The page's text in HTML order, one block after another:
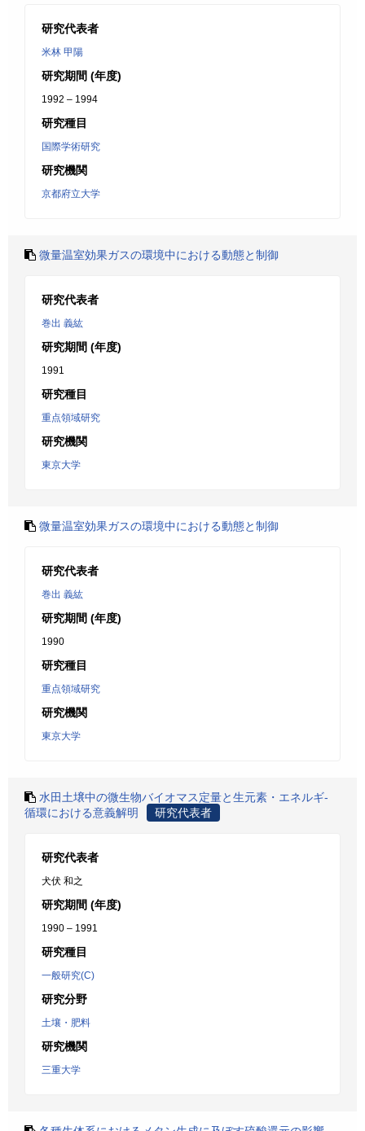
研究代表者
米林 甲陽
研究期間 (年度)
1992 – 1994
研究種目
国際学術研究
研究機関
京都府立大学
微量温室効果ガスの環境中における動態と制御
研究代表者
巻出 義紘
研究期間 (年度)
1991
研究種目
重点領域研究
研究機関
東京大学
微量温室効果ガスの環境中における動態と制御
研究代表者
巻出 義紘
研究期間 (年度)
1990
研究種目
重点領域研究
研究機関
東京大学
水田土壌中の微生物バイオマス定量と生元素・エネルギ-
循環における意義解明
研究代表者
研究代表者
犬伏 和之
研究期間 (年度)
1990 – 1991
研究種目
一般研究(C)
研究分野
土壤・肥料
研究機関
三重大学